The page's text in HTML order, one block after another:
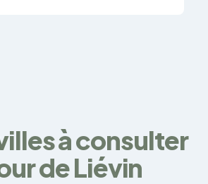
à consulter
de Liévin